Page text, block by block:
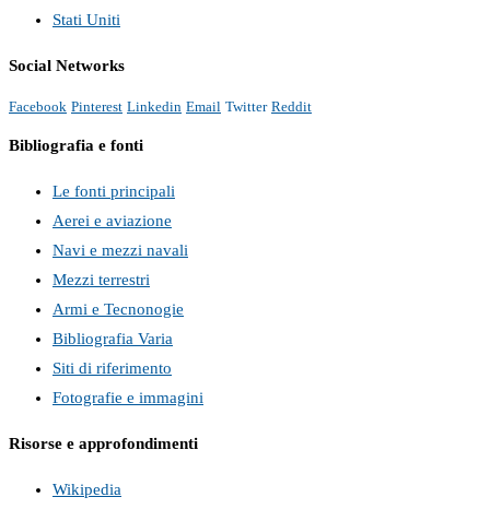
Stati Uniti
Social Networks
Facebook Pinterest Linkedin Email Twitter Reddit
Bibliografia e fonti
Le fonti principali
Aerei e aviazione
Navi e mezzi navali
Mezzi terrestri
Armi e Tecnonogie
Bibliografia Varia
Siti di riferimento
Fotografie e immagini
Risorse e approfondimenti
Wikipedia